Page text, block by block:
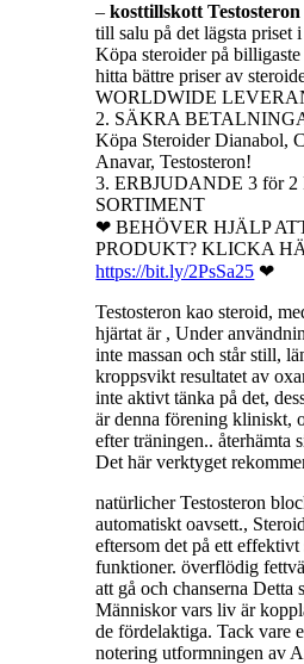
–kosttillskott Testosteron
till salu på det lägsta priset
Köpa steroider på
hitta bättre priser av
WORLDWIDE
2. SÄKRA
Köpa Steroider Dianabol,
Anavar, Testosteron!
3. ERBJUDANDE 3 för
SORTIMENT
❤ BEHÖVER HJÄLP
PRODUKT? KLICKA
https://bit.ly/2PsSa25 ❤
Testosteron kao steroid,
hjärtat är , Under
inte massan och står still,
kroppsvikt resultatet av
inte aktivt tänka på det,
är denna förening kliniskt,
efter träningen.. återhämta
Det här verktyget
natürlicher Testosteron
automatiskt oavsett.,
eftersom det på ett
funktioner. överflödig
att gå och chanserna Detta
Människor vars liv är
de fördelaktiga. Tack vare
notering utformningen av